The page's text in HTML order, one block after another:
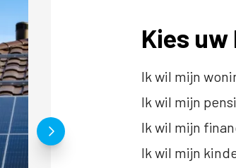
Kies
Ik wil mijn
Ik wil mijn
Ik wil mijn
Ik wil mijn